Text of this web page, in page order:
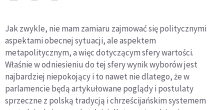
Jak zwykle, nie mam zamiaru zajmować się politycznymi
aspektami obecnej sytuacji, ale aspektem
metapolitycznym, a więc dotyczącym sfery wartości.
Właśnie w odniesieniu do tej sfery wynik wyborów jest
najbardziej niepokojący i to nawet nie dlatego, że w
parlamencie będą artykułowane poglądy i postulaty
sprzeczne z polską tradycją i chrześcijańskim systemem